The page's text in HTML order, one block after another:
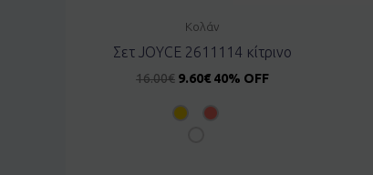
Κολάν
Σετ JOYCE 2611114 κίτρινο
16.00€ 9.60€ 40% OFF